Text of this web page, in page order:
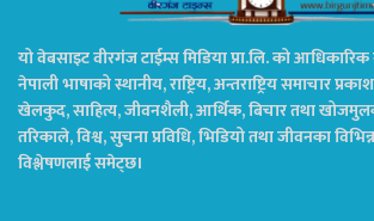
यो वेबसाइट वीरगंज टाईम्स मिडिया प्रा.लि. को
नेपाली भाषाको स्थानीय, राष्ट्रिय, अन्तराष्ट्रिय समाचार
खेलकुद, साहित्य, जीवनशैली, आर्थिक, बिचार तथा
तरिकाले, विश्व, सुचना प्रविधि, भिडियो तथा जीवनका
विश्लेषणलाई समेट्छ।